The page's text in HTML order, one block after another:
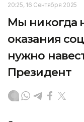
20:25, 16 Сентября 2025
Мы никогда
оказания
нужно
Президент